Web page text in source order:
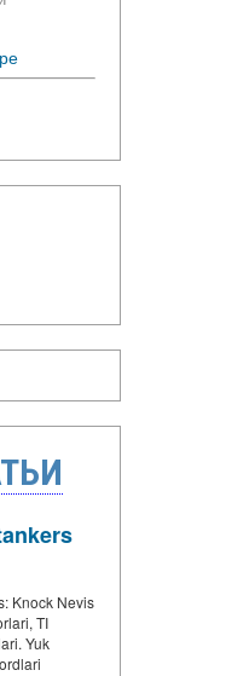
Knock Nevis
TI
Yuk